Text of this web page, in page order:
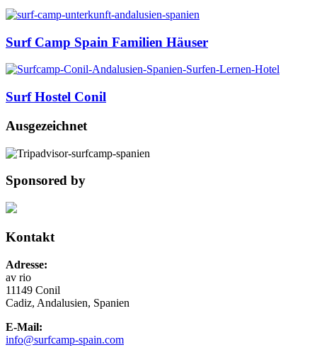
Surf Camp Spain Familien Häuser
Surf Hostel Conil
Ausgezeichnet
Sponsored by
Kontakt
Adresse:
av rio
11149 Conil
Cadiz, Andalusien, Spanien
E-Mail:
info@surfcamp-spain.com